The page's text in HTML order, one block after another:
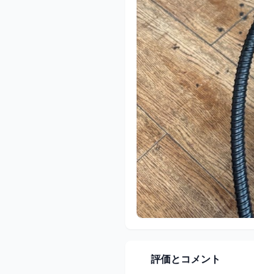
評価とコメント